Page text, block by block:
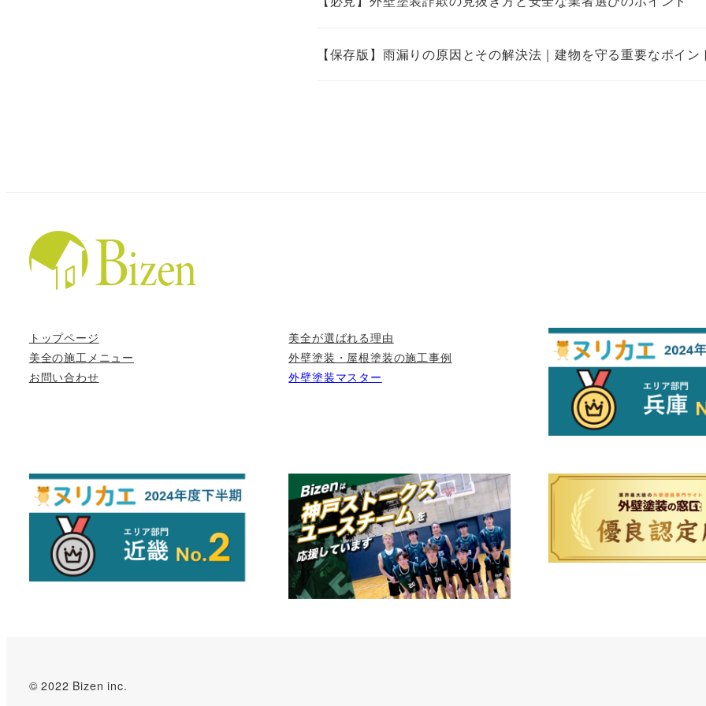
【保存版】雨漏りの原因とその解決法｜建物を守る重要なポイン
トップページ
美全の施工メニュー
お問い合わせ
美全が選ばれる理由
外壁塗装・屋根塗装の施工事例
外壁塗装マスター
© 2022 Bizen inc.